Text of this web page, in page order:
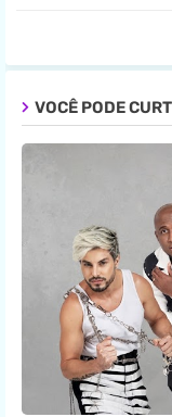
VOCÊ PODE